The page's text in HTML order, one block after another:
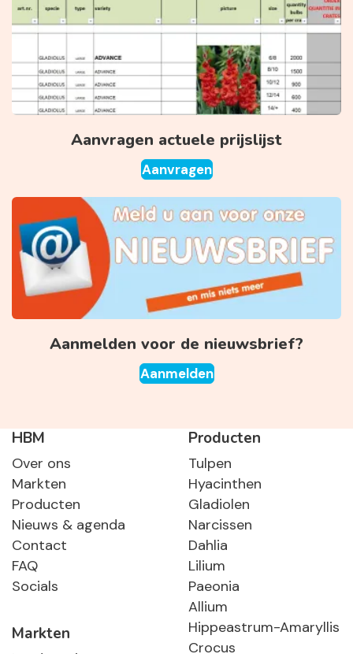
Aanvragen actuele prijslijst
Aanvragen
Aanmelden voor de nieuwsbrief?
Aanmelden
HBM
Over ons
Markten
Producten
Nieuws & agenda
Contact
FAQ
Socials
Markten
Producten
Tulpen
Hyacinthen
Gladiolen
Narcissen
Dahlia
Lilium
Paeonia
Allium
Hippeastrum-Amaryllis
Crocus